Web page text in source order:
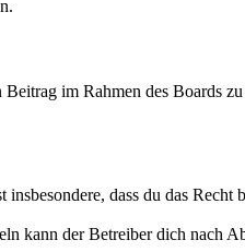
im Rahmen des Boards
dass du das Recht
kann der Betreiber dich nach